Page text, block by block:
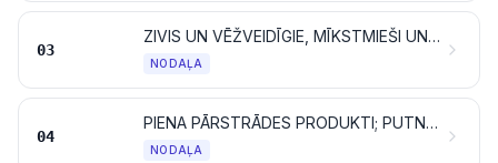
03
ZIVIS UN VĒŽVEIDĪGIE, MĪKSTMIEŠI UN CITI ŪDENS BEZMUGURKAULNIEKI
NODAĻA
04
PIENA PĀRSTRĀDES PRODUKTI; PUTNU OLAS; DABISKAIS MEDUS; DZĪVNIEKU IZCELSMES PĀRTIKAS PRODUKTI, KAS CITUR NAV MINĒTI UN IEKĻAUTI
NODAĻA